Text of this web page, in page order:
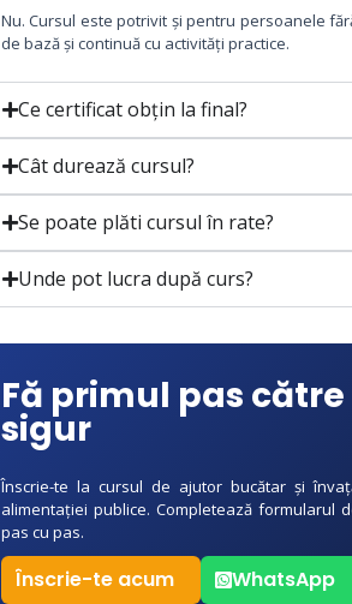
Nu. Cursul este potrivit și pentru persoanele
de bază și continuă cu activități practice.
Ce certificat obțin la final?
Cât durează cursul?
Se poate plăti cursul în rate?
Unde pot lucra după curs?
Fă primul pas
sigur
Înscrie-te la cursul de ajutor bucătar și
alimentației publice. Completează formularul
pas cu pas.
Înscrie-te acum WhatsApp